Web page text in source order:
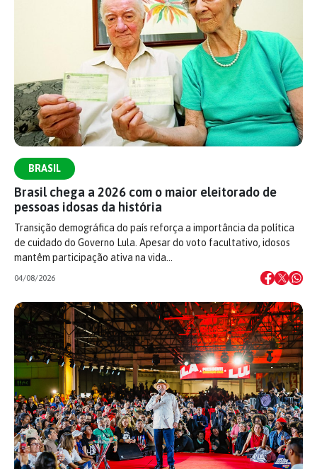
BRASIL
Brasil chega a 2026 com o maior eleitorado de
pessoas idosas da história
Transição demográfica do país reforça a importância da política
de cuidado do Governo Lula. Apesar do voto facultativo, idosos
mantêm participação ativa na vida…
04/08/2026